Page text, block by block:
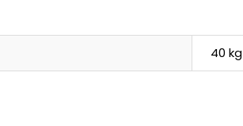
40 kg